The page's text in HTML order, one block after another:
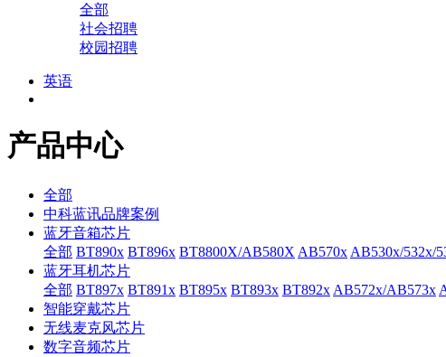
全部
社会招聘
校园招聘
英语
产品中心
全部
中科蓝讯品牌案例
蓝牙音箱芯片
全部 BT890x BT896x BT8800X/AB580X AB570x AB530x/532x/
蓝牙耳机芯片
全部 BT897x BT891x BT895x BT893x BT892x AB572x/AB573x
智能穿戴芯片
无线麦克风芯片
数字音频芯片